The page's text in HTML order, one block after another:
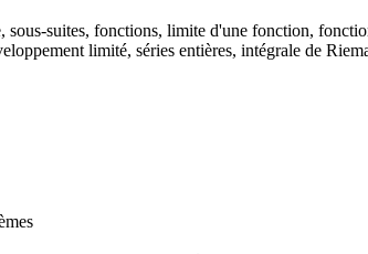
suites, fonctions, limite d'une fonction,
limité, séries entières, intégrale de